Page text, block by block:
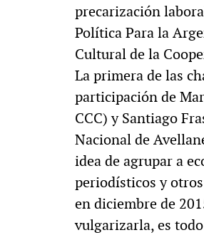
precarización
Política Para la
Cultural de la
La primera de las
participación de
CCC) y Santiago
Nacional de
idea de agrupar a
periodísticos y
en diciembre de
vulgarizarla, es